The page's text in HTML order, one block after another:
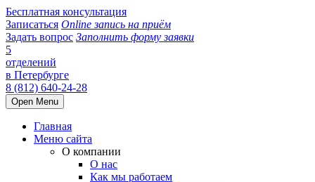
Бесплатная консультация
Записаться Online запись на приём
Задать вопрос Заполнить форму заявки
5
отделений
в Петербурге
8 (812) 640-24-28
Open Menu
Главная
Меню сайта
О компании
О нас
Как мы работаем